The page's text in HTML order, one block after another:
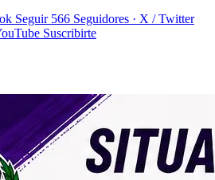
Seguir 566 Seguidores · X / Twitter
Suscribirte